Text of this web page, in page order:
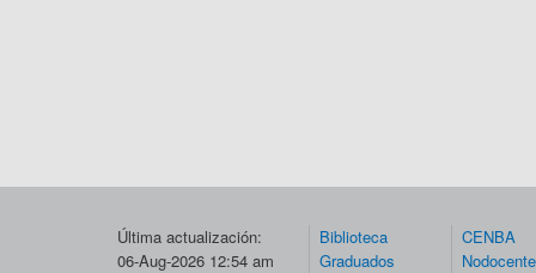
Última actualización:
06-Aug-2026 12:54 am
Biblioteca
Graduados
CENBA